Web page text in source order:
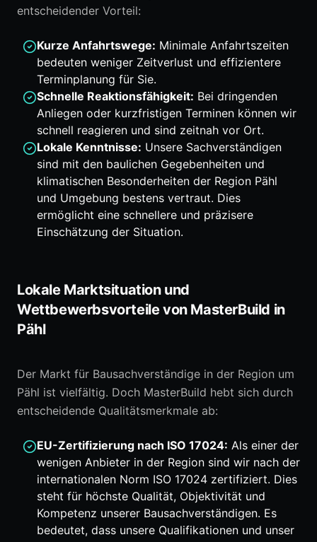
entscheidender Vorteil:
Kurze Anfahrtswege: Minimale Anfahrtszeiten
bedeuten weniger Zeitverlust und effizientere
Terminplanung für Sie.
Schnelle Reaktionsfähigkeit: Bei dringenden
Anliegen oder kurzfristigen Terminen können wir
schnell reagieren und sind zeitnah vor Ort.
Lokale Kenntnisse: Unsere Sachverständigen
sind mit den baulichen Gegebenheiten und
klimatischen Besonderheiten der Region Pähl
und Umgebung bestens vertraut. Dies
ermöglicht eine schnellere und präzisere
Einschätzung der Situation.
Lokale Marktsituation und
Wettbewerbsvorteile von MasterBuild in
Pähl
Der Markt für Bausachverständige in der Region um
Pähl ist vielfältig. Doch MasterBuild hebt sich durch
entscheidende Qualitätsmerkmale ab:
EU-Zertifizierung nach ISO 17024: Als einer der
wenigen Anbieter in der Region sind wir nach der
internationalen Norm ISO 17024 zertifiziert. Dies
steht für höchste Qualität, Objektivität und
Kompetenz unserer Bausachverständigen. Es
bedeutet, dass unsere Qualifikationen und unser